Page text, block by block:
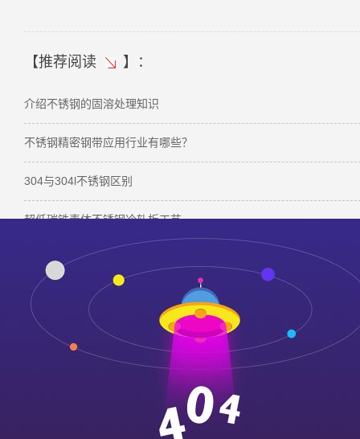
【推荐阅读 】：
介绍不锈钢的固溶处理知识
不锈钢精密钢带应用行业有哪些？
304与304l不锈钢区别
超低碳铁素体不锈钢冷轧板工艺
不锈钢表面加工等级、特征及用途
ag